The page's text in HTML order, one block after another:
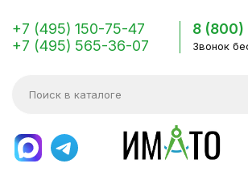
+7 (495) 150-75-47
+7 (495) 565-36-07
8
Звонок